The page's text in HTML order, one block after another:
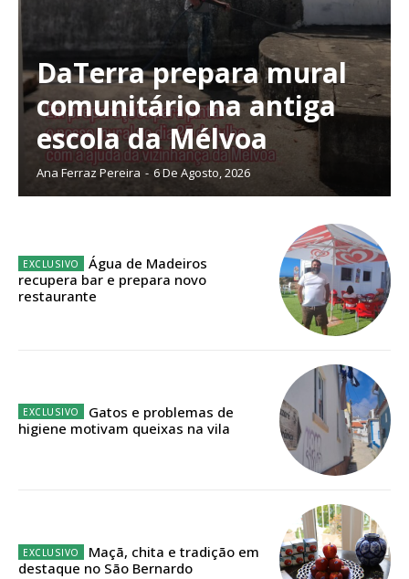
Planos de Assinatura
Faça-se assinante do Região de Cister e ajude-nos a manter este serviço
público!
Sendo assinante terá acesso a todos os conteúdos exclusivos e versões
ASSINATURA
12 meses
DaTerra prepara mural
comunitário na antiga
escola da Mélvoa
Ana Ferraz Pereira - 6 De Agosto, 2026
Água de Madeiros
recupera bar e prepara novo
restaurante
Gatos e problemas de
higiene motivam queixas na vila
Maçã, chita e tradição em
destaque no São Bernardo